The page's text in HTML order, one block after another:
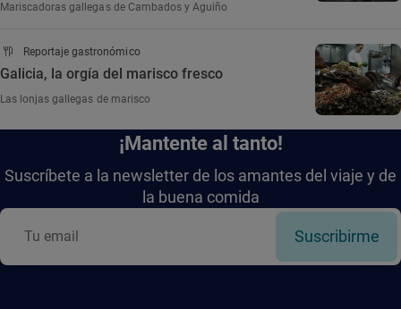
Mariscadoras gallegas de Cambados y Aguiño
Reportaje gastronómico
Galicia, la orgía del marisco fresco
Las lonjas gallegas de marisco
¡Mantente al tanto!
Suscríbete a la newsletter de los amantes del viaje y de
la buena comida
Suscribirme